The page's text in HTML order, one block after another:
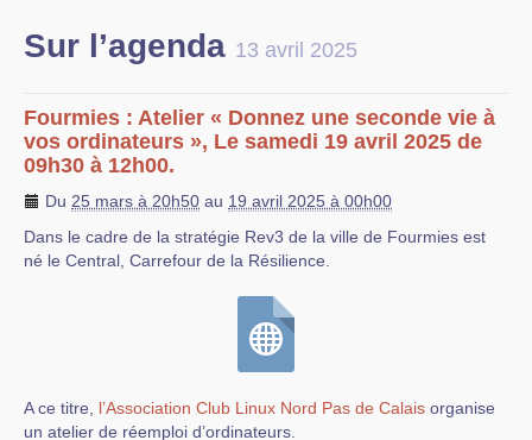
Besoin d’Aide ?
Contact
Les antennes
Espace membres
Sur l’agenda 13 avril 2025
Fourmies : Atelier « Donnez une seconde vie à
vos ordinateurs », Le samedi 19 avril 2025 de
09h30 à 12h00.
Du 25 mars à 20h50 au 19 avril 2025 à 00h00
Dans le cadre de la stratégie Rev3 de la ville de Fourmies est
né le Central, Carrefour de la Résilience.
A ce titre, l’Association Club Linux Nord Pas de Calais organise
un atelier de réemploi d’ordinateurs.